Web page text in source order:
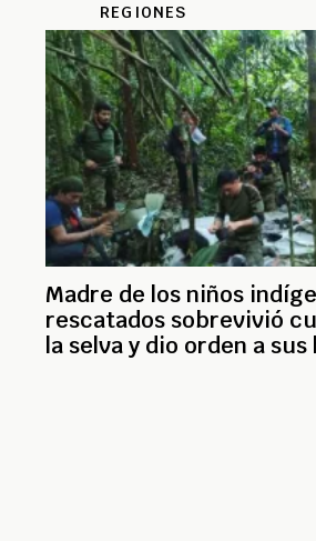
REGIONES
Madre de los niños
rescatados sobrevivió
la selva y dio orden a sus